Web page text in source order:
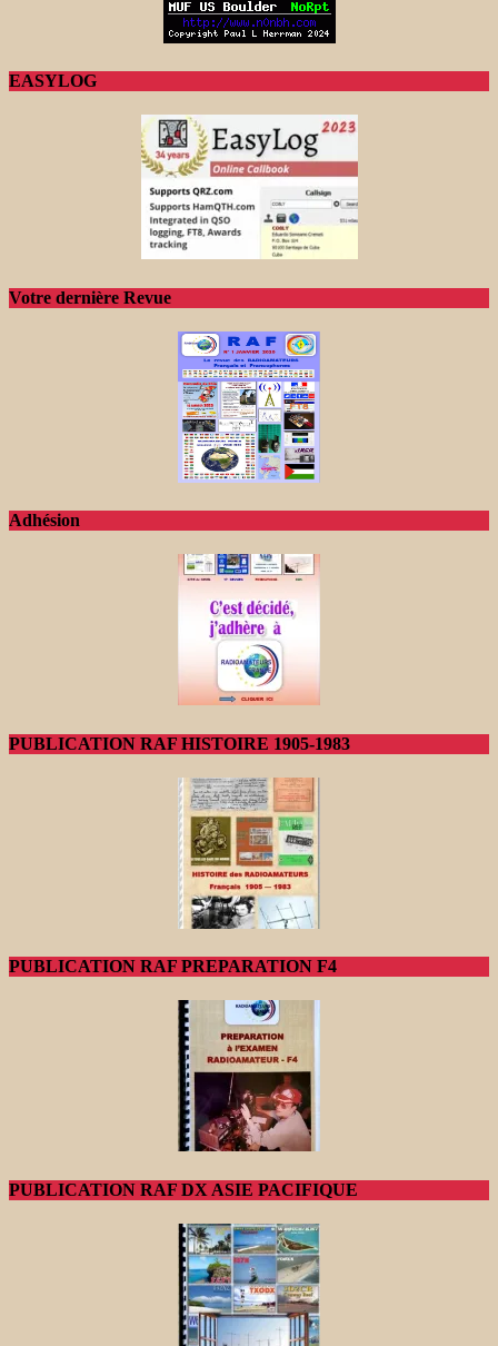
EASYLOG
Votre dernière Revue
Adhésion
PUBLICATION RAF HISTOIRE 1905-1983
PUBLICATION RAF PREPARATION F4
PUBLICATION RAF DX ASIE PACIFIQUE